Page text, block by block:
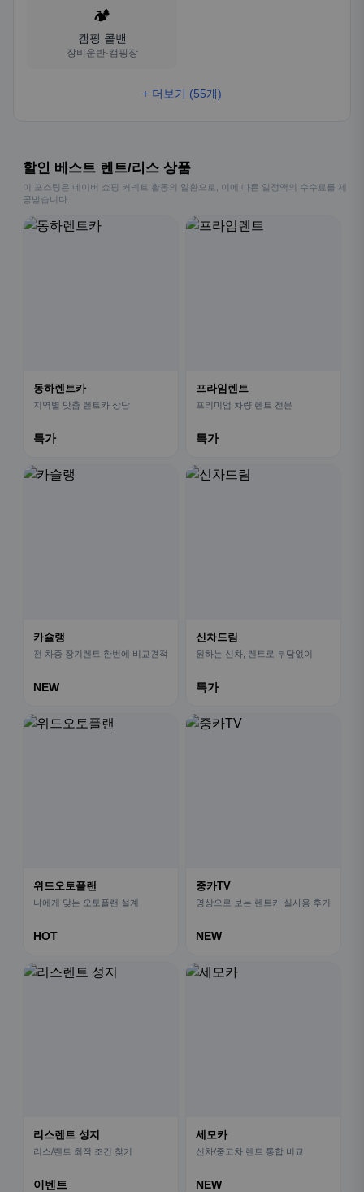
🏕️
캠핑 콜밴
장비운반·캠핑장
+ 더보기 (55개)
할인 베스트 렌트/리스 상품
이 포스팅은 네이버 쇼핑 커넥트 활동의 일환으로, 이에 따른 일정액의 수수료를 제
공받습니다.
동하렌트카
지역별 맞춤 렌트카 상담
특가
프라임렌트
프리미엄 차량 렌트 전문
특가
카슐랭
전 차종 장기렌트 한번에 비교견적
NEW
신차드림
원하는 신차, 렌트로 부담없이
특가
위드오토플랜
나에게 맞는 오토플랜 설계
HOT
중카TV
영상으로 보는 렌트카 실사용 후기
NEW
리스렌트 성지
리스/렌트 최적 조건 찾기
이벤트
세모카
신차/중고차 렌트 통합 비교
NEW